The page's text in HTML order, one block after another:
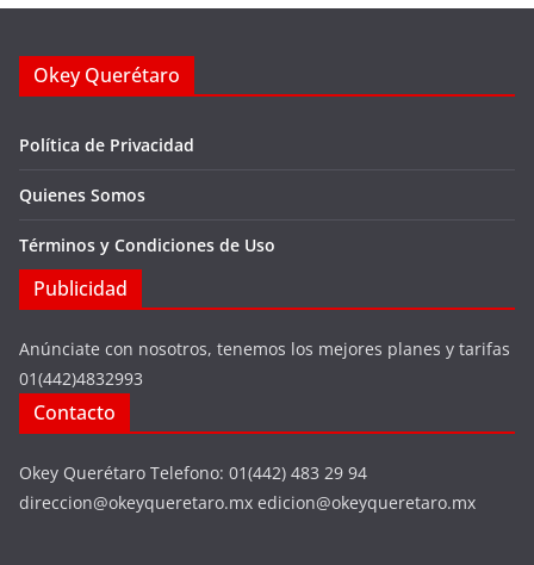
Okey Querétaro
Política de Privacidad
Quienes Somos
Términos y Condiciones de Uso
Publicidad
Anúnciate con nosotros, tenemos los mejores planes y tarifas
01(442)4832993
Contacto
Okey Querétaro Telefono: 01(442) 483 29 94
direccion@okeyqueretaro.mx edicion@okeyqueretaro.mx